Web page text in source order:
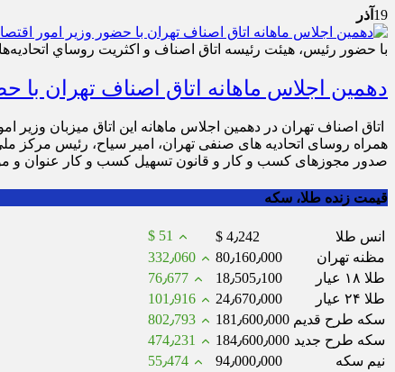
19 آذر
با حضور رئيس، هيئت رئيسه اتاق اصناف و اکثريت روساي
دهمین اجلاس ماهانه اتاق اصناف تهران با
همراه روسای اتحادیه های صنفی تهران، امیر سیاح، رئیس
صدور مجوزهای کسب و کار و قانون تسهیل کسب و کار عنوان و
قیمت زنده طلا، سکه
انس طلا $ 4٫242
$ 51
مظنه تهران
80٫160٫000
332٫060
طلا ۱۸ عیار
18٫505٫100
76٫677
طلا ۲۴ عیار
24٫670٫000
101٫916
سکه طرح قدیم 181٫600٫000
802٫793
سکه طرح جدید 184٫600٫000
474٫231
نیم سکه
94٫000٫000
55٫474